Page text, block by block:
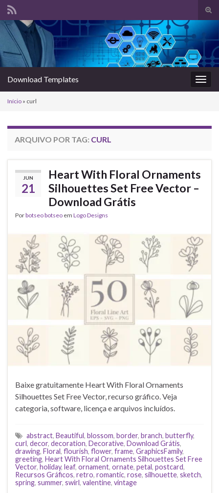
de
Search for:
Download Templates
Início » curl
ARQUIVO POR TAG: CURL
JUN
21
Heart With Floral Ornaments
Silhouettes Set Free Vector –
Download Grátis
Porbotseo botseo em Logo Designs
Baixe gratuitamente Heart With Floral Ornaments
Silhouettes Set Free Vector, recurso gráfico. Veja
categoria, software, licença e arquivos incluídos.
abstract, Beautiful, blossom, border, branch, butterfly,
curl, decor, decoration, Decorative, Download Grátis,
drawing, Floral, flourish, flower, frame, GraphicsFamily,
greeting, Heart With Floral Ornaments Silhouettes Set Free
Vector, holiday, leaf, ornament, ornate, petal, postcard,
Recursos Gráficos, retro, romantic, rose, silhouette, sketch,
spring, summer, swirl, valentine, vintage